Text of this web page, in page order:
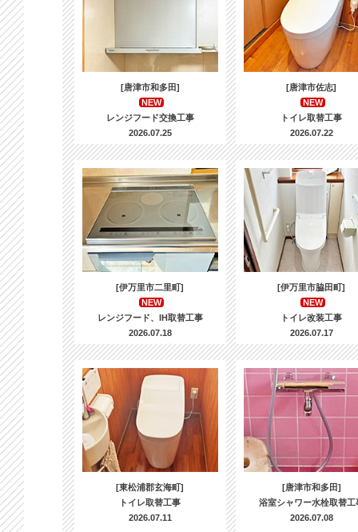
[唐津市和多田]
NEW
レンジフード交換工事
2026.07.25
[唐津市佐志]
NEW
トイレ取替工事
2026.07.22
[伊万里市二里町]
NEW
レンジフード、IH取替工事
2026.07.18
[伊万里市脇田町]
NEW
トイレ改装工事
2026.07.17
[東松浦郡玄海町]
トイレ取替工事
2026.07.11
[唐津市和多田]
浴室シャワー水栓取替工
2026.07.08